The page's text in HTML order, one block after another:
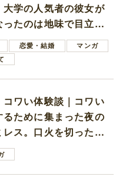
大学の人気者の彼女が
ったのは地味で目立た
子学生恋愛・結婚
マンガ
コワい体験談｜コワい
るために集まった夜の
レス。口火を切ったの
きの男の子ママ